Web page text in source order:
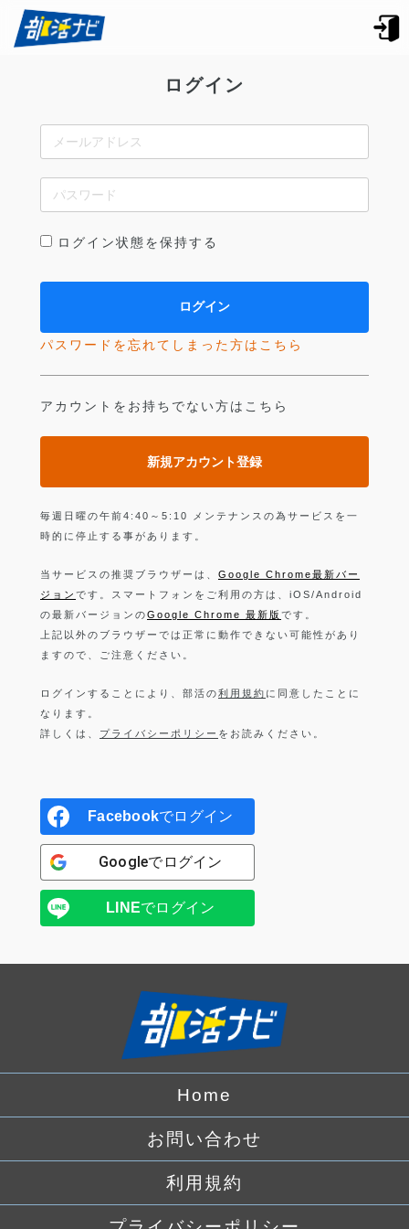
ログイン
ログイン状態を保持する
パスワードを忘れてしまった方はこちら
アカウントをお持ちでない方はこちら
新規アカウント登録
毎週日曜の午前4:40～5:10 メンテナンスの為サービスを一
時的に停止する事があります。
当サービスの推奨ブラウザーは、 Google Chrome最新バー
ジョン です。スマートフォンをご利用の方は、iOS/Android
の最新バージョンのGoogle Chrome 最新版 です。
上記以外のブラウザーでは正常に動作できない可能性があり
ますので、ご注意ください。
ログインすることにより、部活の利用規約 に同意したことに
なります。
詳しくは、 プライバシーポリシー をお読みください。
Facebookでログイン
Googleでログイン
LINEでログイン
Home
お問い合わせ
利用規約